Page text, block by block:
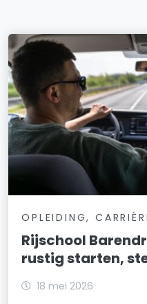
OPLEIDING,
Rijschool
rustig starten,
18 mei 2026